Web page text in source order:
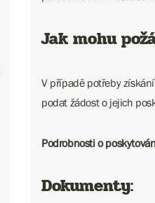
Jak mohu
V případě potřeby
podat žádost o jejich
Podrobnosti o
Dokumenty: